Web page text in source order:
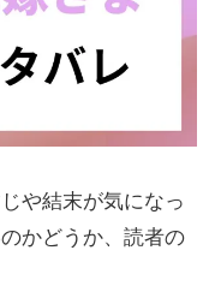
や結末が気になっ
かどうか、読者の